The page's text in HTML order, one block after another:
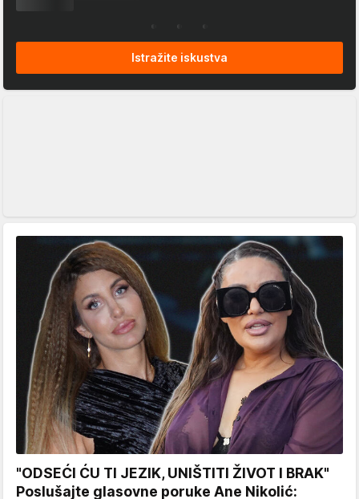
Istražite iskustva
"ODSEĆI ĆU TI JEZIK, UNIŠTITI ŽIVOT I BRAK"
Poslušajte glasovne poruke Ane Nikolić: